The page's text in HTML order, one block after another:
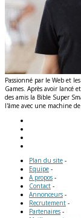
Passionné par le Web et
Games. Après avoir lancé
des amis la Bible Super
l'âme avec une machine
Plan du site -
Equipe -
A propos -
Contact -
Annonceurs -
Recrutement -
Partenaires -